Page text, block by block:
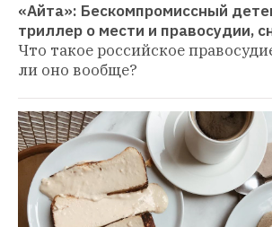
«Айта»: Бескомпромиссный
триллер о мести и правосудии,
Что такое российское
ли оно вообще?